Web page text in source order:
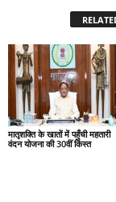
मातृशक्ति के खातों में पहुँची महतारी
वंदन योजना की 30वीं किस्त